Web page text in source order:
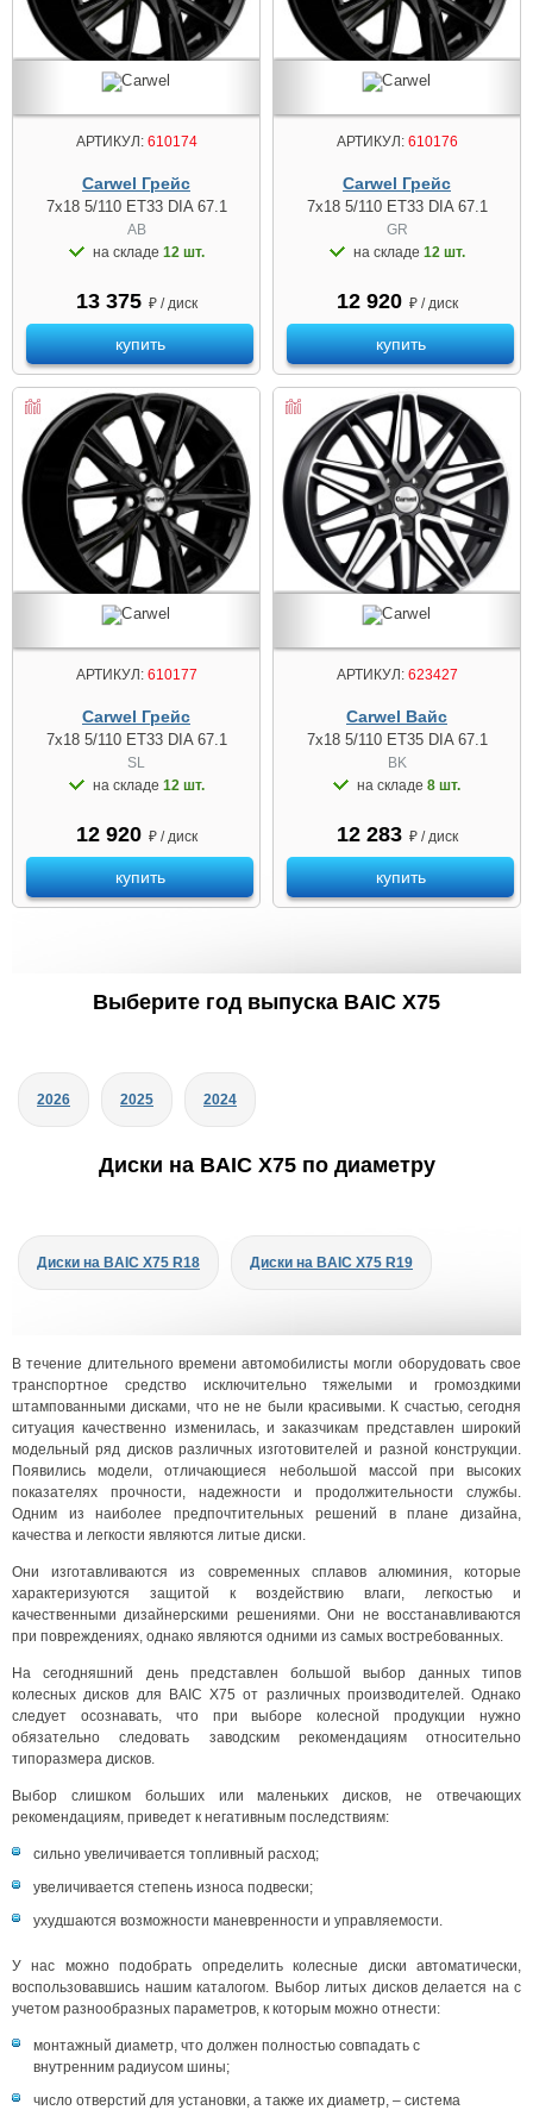
АРТИКУЛ:610174
Carwel Грейс
7x18 5/110 ET33 DIA 67.1
AB
на складе 12 шт.
13 375 ₽ / диск
купить
АРТИКУЛ:610176
Carwel Грейс
7x18 5/110 ET33 DIA 67.1
GR
на складе 12 шт.
12 920 ₽ / диск
купить
АРТИКУЛ:610177
Carwel Грейс
7x18 5/110 ET33 DIA 67.1
SL
на складе 12 шт.
12 920 ₽ / диск
купить
АРТИКУЛ:623427
Carwel Вайс
7x18 5/110 ET35 DIA 67.1
BK
на складе 8 шт.
12 283 ₽ / диск
купить
Выберите год выпуска BAIC X75
2026 2025 2024
Диски на BAIC X75 по диаметру
Диски на BAIC X75 R18 Диски на BAIC X75 R19
В течение длительного времени автомобилисты могли оборудовать свое
транспортное средство исключительно тяжелыми и громоздкими
штампованными дисками, что не не были красивыми. К счастью, сегодня
ситуация качественно изменилась, и заказчикам представлен широкий
модельный ряд дисков различных изготовителей и разной конструкции.
Появились модели, отличающиеся небольшой массой при высоких
показателях прочности, надежности и продолжительности службы.
Одним из наиболее предпочтительных решений в плане дизайна,
качества и легкости являются литые диски.
Они изготавливаются из современных сплавов алюминия, которые
характеризуются защитой к воздействию влаги, легкостью и
качественными дизайнерскими решениями. Они не восстанавливаются
при повреждениях, однако являются одними из самых востребованных.
На сегодняшний день представлен большой выбор данных типов
колесных дисков для BAIC X75 от различных производителей. Однако
следует осознавать, что при выборе колесной продукции нужно
обязательно следовать заводским рекомендациям относительно
типоразмера дисков.
Выбор слишком больших или маленьких дисков, не отвечающих
рекомендациям, приведет к негативным последствиям:
сильно увеличивается топливный расход;
увеличивается степень износа подвески;
ухудшаются возможности маневренности и управляемости.
У нас можно подобрать определить колесные диски автоматически,
воспользовавшись нашим каталогом. Выбор литых дисков делается на с
учетом разнообразных параметров, к которым можно отнести:
монтажный диаметр, что должен полностью совпадать с
внутренним радиусом шины;
число отверстий для установки, а также их диаметр, – система